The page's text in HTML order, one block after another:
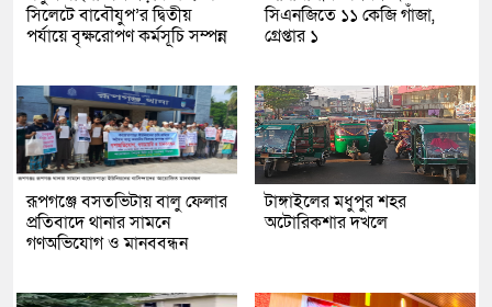
সিলেটে বাবৌযুপ’র দ্বিতীয়
পর্যায়ে বৃক্ষরোপণ কর্মসূচি সম্পন্ন
সিএনজিতে ১১ কেজি গাঁজা,
গ্রেপ্তার ১
রূপগঞ্জে বসতভিটায় বালু ফেলার
প্রতিবাদে থানার সামনে
গণঅভিযোগ ও মানববন্ধন
টাঙ্গাইলের মধুপুর শহর
অটোরিকশার দখলে